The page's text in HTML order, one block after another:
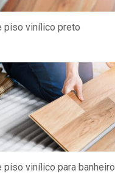
piso vinílico preto
piso vinílico para banheiro